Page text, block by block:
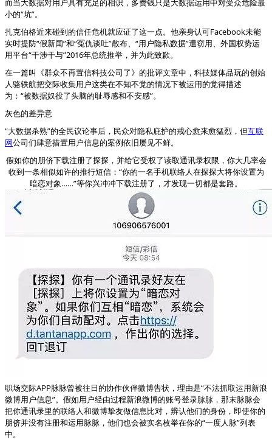
而当大数据对用户具有充足的相识，多费钱只是大数据运用中对受众危险最
小的“坑”。
扎克伯格近来碰到的信任危机就应证了这一点。他亲身认可Facebook未能
实时提防“假新闻”和“冤仇谈吐”散布、“用户隐私数据”遭窃用、外国权势运
用平台“干涉干与”2016年总统推举，并为此致歉。
在一篇叫《群众不再置信科技公司了》的批评文章中，科技媒体品玩的创始
人骆轶航把交际收集用户这类在不知不觉的情况下被运用的觉得描述
为：“被数据奴役了头脑的耻辱感和不安感”。
灰色的差异意
“大数据杀熟”的全民议论事后，民众对隐私庇护的戒心愈来愈猛烈，但互联
网公司们肆意措置用户信息的案例依旧屡见不鲜。
假如你的朋侪下载注册了探探，并给它受权了读取通讯录权限，你大几率会
收到一条相似如许的推行短信：“你的一名手机联络人在探探大将你设置为
暗恋对象……”等你兴冲冲下载注册了，才发现一切都是套路。
职场交际APP脉脉曾被往日的协作伙伴微博告状，理由是“不法抓取运用新浪
微博用户信息”。假如用户经由过程新浪微博的账号登录脉脉，那末脉脉会
把你通讯录里的联络人和微博挚友做信息比对，辨认他们的身份，即使你的
朋侪并没有注册和运用脉脉，他们也会被实名枚举在你的“一度人脉”列表
中。